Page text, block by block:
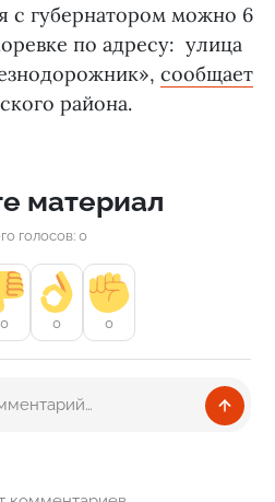
с губернатором можно 6
по адресу: улица
сообщает
района.
материал
голосов: 0
0 0 0